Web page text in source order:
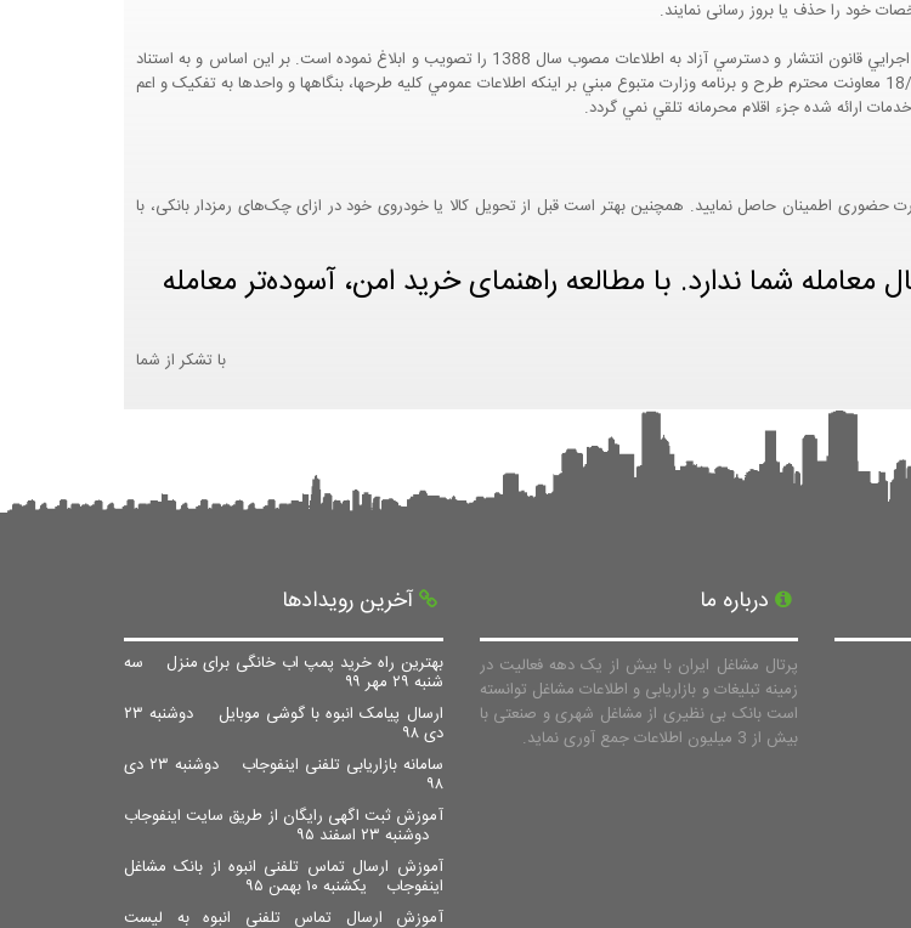
خود را حذف یا بروز رسانی نمایند.
هيئت محترم دولت طي مصوبه شماره 99517/ت49016 ه مورخ 01/09/1393، آيين نامه اجرايي قانون انتشار و دسترسي آزاد به اطلاعات مصوب سال 1388 را تصويب و ابلاغ نموده است. بر اين اساس و به استناد
مواد 5 و 9 آيين نامه اجرايي و همچنين با تکيه بر نامه شماره 111321/60 مورخ 18/05/1394 معاونت محترم طرح و برنامه وزارت متبوع مبني بر اينکه اطلاعات عمومي کليه طرحها، بنگاهها و واحدها به تفکيک و اعم
ارائه شده جزء اقلام محرمانه تلقي نمي گردد.
حضوری اطمینان حاصل نمایید. همچنین بهتر است قبل از تحویل کالا یا خودروی خود در ازای چک‌های رمزدار بانکی، با
شما ندارد. با مطالعه راهنمای خرید امن، آسوده‌تر معامله
با تشکر از شما
درباره ما
پرتال مشاغل ایران با بیش از یک دهه فعالیت در
زمینه تبلیغات و بازاریابی و اطلاعات مشاغل توانسته
است بانک بی نظیری از مشاغل شهری و صنعتی با
بیش از 3 میلیون اطلاعات جمع آوری نماید.
آخرین رویدادها
بهترین راه خرید پمپ اب خانگی برای منزل سه
شنبه ۲۹ مهر ۹۹
ارسال پیامک انبوه با گوشی موبایل
دوشنبه ۲۳
دی ۹۸
سامانه بازاریابی تلفنی اینفوجاب
دوشنبه ۲۳ دی
۹۸
آموزش ثبت اگهی رایگان از طریق سایت اینفوجاب
دوشنبه ۲۳ اسفند ۹۵
آموزش ارسال تماس تلفنی انبوه از بانک مشاغل
اینفوجاب یکشنبه ۱۰ بهمن ۹۵
آموزش ارسال تماس تلفنی انبوه به لیست